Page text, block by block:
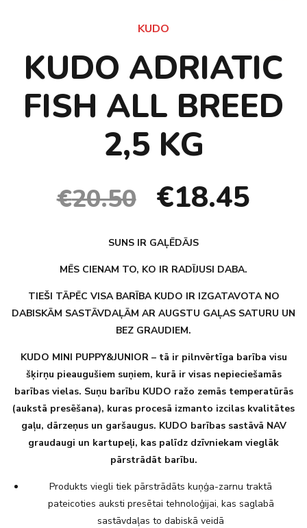
KUDO
KUDO ADRIATIC
FISH ALL BREED
2,5 KG
€20.50 €18.45
SUNS IR GAĻĒDĀJS
MĒS CIENAM TO, KO IR RADĪJUSI DABA.
TIEŠI TĀPĒC VISA BARĪBA KUDO IR IZGATAVOTA NO
DABISKĀM SASTĀVDAĻĀM AR AUGSTU GAĻAS SATURU UN
BEZ GRAUDIEM.
KUDO MINI PUPPY&JUNIOR – tā ir pilnvērtīga barība visu
šķirņu pieaugušiem suņiem, kurā ir visas nepieciešamās
barības vielas. Suņu barību KUDO ražo zemās temperatūrās
(aukstā presēšana), kuras procesā izmanto izcilas kvalitātes
gaļu, dārzeņus un garšaugus. KUDO barības sastāvā NAV
graudaugi un kartupeļi, kas palīdz dzīvniekam vieglāk
pārstrādāt barību.
Produkts viegli tiek pārstrādāts kuņģa-zarnu traktā
pateicoties auksti presētai tehnoloģijai, kas saglabā
sastāvdaļas to dabiskā veidā